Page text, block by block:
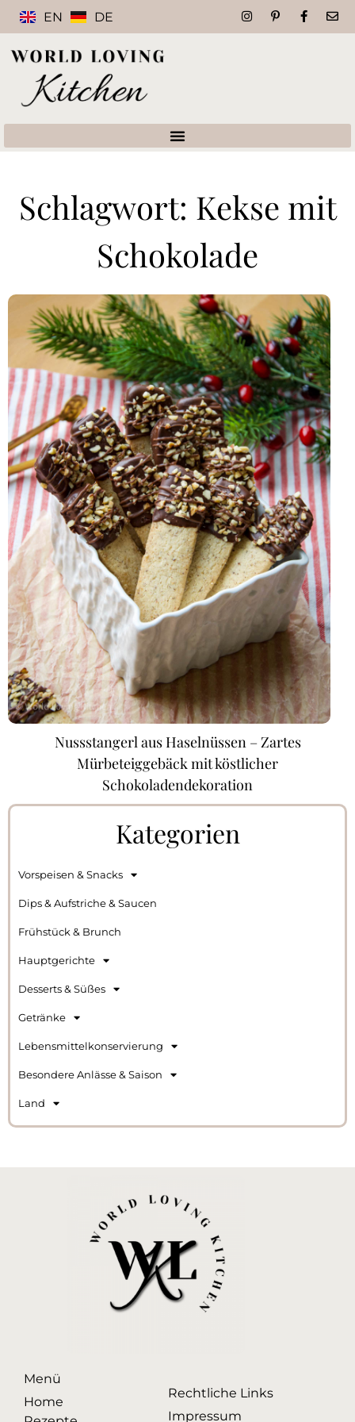
EN DE
Schlagwort: Kekse mit
Schokolade
Nussstangerl aus Haselnüssen – Zartes
Mürbeteiggebäck mit köstlicher
Schokoladendekoration
Kategorien
Vorspeisen & Snacks
Dips & Aufstriche & Saucen
Frühstück & Brunch
Hauptgerichte
Desserts & Süßes
Getränke
Lebensmittelkonservierung
Besondere Anlässe & Saison
Land
Menü
Home
Rechtliche Links
Impressum